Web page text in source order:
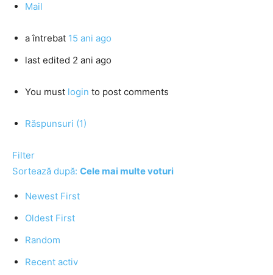
Mail
a întrebat 15 ani ago
last edited 2 ani ago
You must login to post comments
Răspunsuri (1)
Filter
Sortează după: Cele mai multe voturi
Newest First
Oldest First
Random
Recent activ